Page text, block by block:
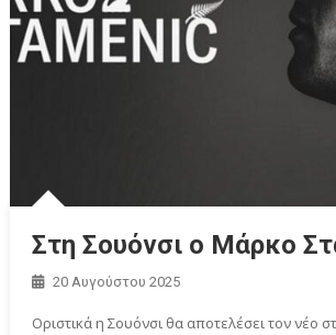
Στη Σουόνσι ο Μάρκο
20 Αυγούστου 2025
Οριστικά η Σουόνσι θα αποτελέσει τον νέο